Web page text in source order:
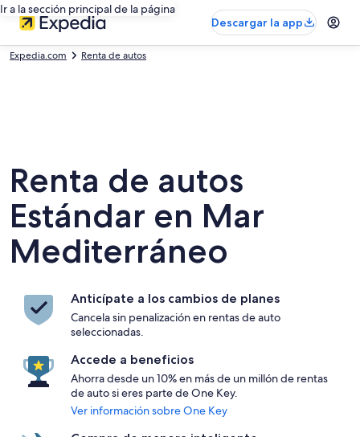
Ir a la sección principal de la página
Descargar la app
Expedia.com Renta de autos
Renta de autos
Estándar en Mar
Mediterráneo
Anticípate a los cambios de planes
Cancela sin penalización en rentas de auto
seleccionadas.
Accede a beneficios
Ahorra desde un 10% en más de un millón de rentas
de auto si eres parte de One Key.
Ver información sobre One Key